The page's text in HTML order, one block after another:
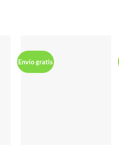
Envío gratis